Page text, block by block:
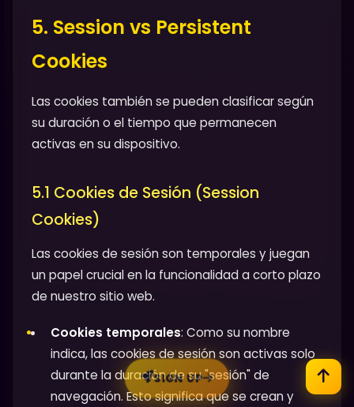
5. Session vs Persistent
Cookies
Las cookies también se pueden clasificar según
su duración o el tiempo que permanecen
activas en su dispositivo.
5.1 Cookies de Sesión (Session
Cookies)
Las cookies de sesión son temporales y juegan
un papel crucial en la funcionalidad a corto plazo
de nuestro sitio web.
Cookies temporales: Como su nombre
indica, las cookies de sesión son activas solo
durante la duración de su "sesión" de
navegación. Esto significa que se crean y
SIGN UP